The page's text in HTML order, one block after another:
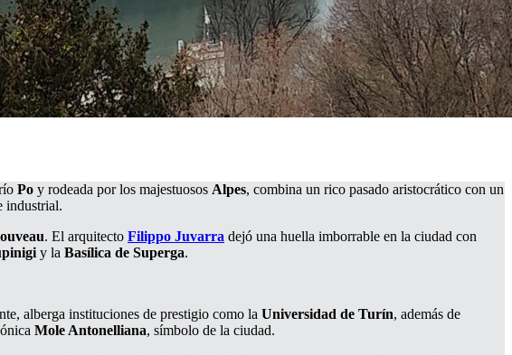
Po y rodeada por los majestuosos Alpes, combina un rico pasado aristocrático con un
industrial.
. El arquitecto Filippo Juvarra dejó una huella imborrable en la ciudad con
y la Basílica de Superga.
alberga instituciones de prestigio como la Universidad de Turín, además de
Mole Antonelliana, símbolo de la ciudad.